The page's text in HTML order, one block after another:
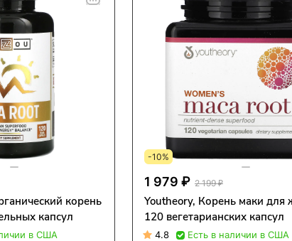
корень
капсул
в США
-10%
1 979 ₽ 2 199 ₽
Youtheory, Корень маки
120 вегетарианских капсул
4.8 Есть в наличии в США